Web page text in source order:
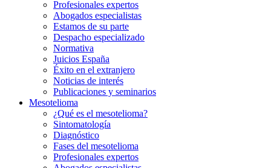
Profesionales expertos
Abogados especialistas
Estamos de su parte
Despacho especializado
Normativa
Juicios España
Éxito en el extranjero
Noticias de interés
Publicaciones y seminarios
Mesotelioma
¿Qué es el mesotelioma?
Sintomatología
Diagnóstico
Fases del mesotelioma
Profesionales expertos